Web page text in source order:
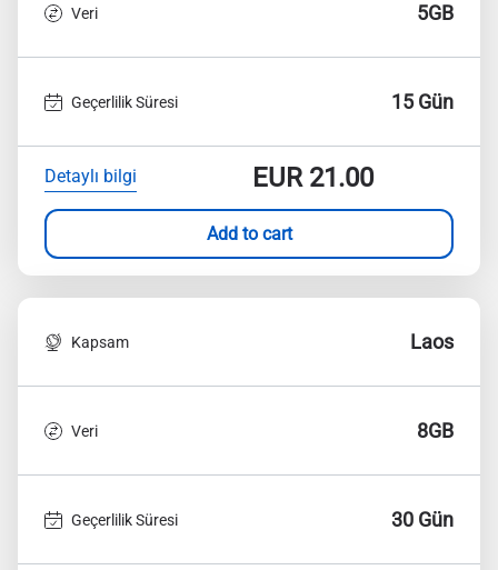
Veri 5GB
Geçerlilik Süresi 15 Gün
Detaylı bilgi EUR21.00
Add to cart
Kapsam Laos
Veri 8GB
Geçerlilik Süresi 30 Gün